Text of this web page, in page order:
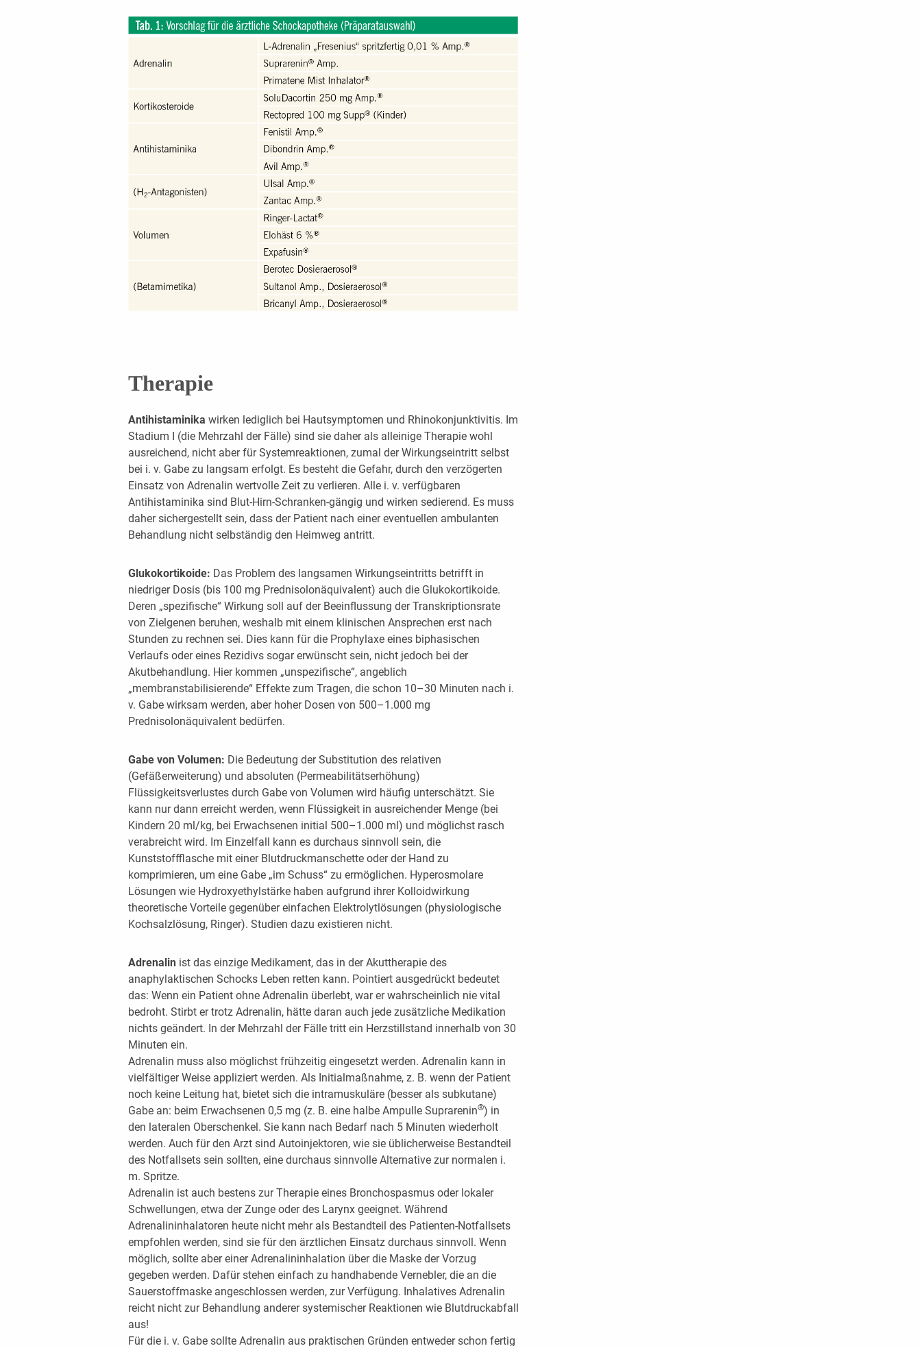
Therapie
Antihistaminika wirken lediglich bei Hautsymptomen und Rhinokonjunktivitis. Im
Stadium I (die Mehrzahl der Fälle) sind sie daher als alleinige Therapie wohl
ausreichend, nicht aber für Systemreaktionen, zumal der Wirkungseintritt selbst
bei i. v. Gabe zu langsam erfolgt. Es besteht die Gefahr, durch den verzögerten
Einsatz von Adrenalin wertvolle Zeit zu verlieren. Alle i. v. verfügbaren
Antihistaminika sind Blut-Hirn-Schranken-gängig und wirken sedierend. Es muss
daher sichergestellt sein, dass der Patient nach einer eventuellen ambulanten
Behandlung nicht selbständig den Heimweg antritt.
Glukokortikoide: Das Problem des langsamen Wirkungseintritts betrifft in
niedriger Dosis (bis 100 mg Prednisolonäquivalent) auch die Glukokortikoide.
Deren „spezifische“ Wirkung soll auf der Beeinflussung der Transkriptionsrate
von Zielgenen beruhen, weshalb mit einem klinischen Ansprechen erst nach
Stunden zu rechnen sei. Dies kann für die Prophylaxe eines biphasischen
Verlaufs oder eines Rezidivs sogar erwünscht sein, nicht jedoch bei der
Akutbehandlung. Hier kommen „unspezifische“, angeblich
„membranstabilisierende“ Effekte zum Tragen, die schon 10–30 Minuten nach i.
v. Gabe wirksam werden, aber hoher Dosen von 500–1.000 mg
Prednisolonäquivalent bedürfen.
Gabe von Volumen: Die Bedeutung der Substitution des relativen
(Gefäßerweiterung) und absoluten (Permeabilitätserhöhung)
Flüssigkeitsverlustes durch Gabe von Volumen wird häufig unterschätzt. Sie
kann nur dann erreicht werden, wenn Flüssigkeit in ausreichender Menge (bei
Kindern 20 ml/kg, bei Erwachsenen initial 500–1.000 ml) und möglichst rasch
verabreicht wird. Im Einzelfall kann es durchaus sinnvoll sein, die
Kunststoffflasche mit einer Blutdruckmanschette oder der Hand zu
komprimieren, um eine Gabe „im Schuss“ zu ermöglichen. Hyperosmolare
Lösungen wie Hydroxyethylstärke haben aufgrund ihrer Kolloidwirkung
theoretische Vorteile gegenüber einfachen Elektrolytlösungen (physiologische
Kochsalzlösung, Ringer). Studien dazu existieren nicht.
Adrenalin ist das einzige Medikament, das in der Akuttherapie des
anaphylaktischen Schocks Leben retten kann. Pointiert ausgedrückt bedeutet
das: Wenn ein Patient ohne Adrenalin überlebt, war er wahrscheinlich nie vital
bedroht. Stirbt er trotz Adrenalin, hätte daran auch jede zusätzliche Medikation
nichts geändert. In der Mehrzahl der Fälle tritt ein Herzstillstand innerhalb von 30
Minuten ein.
Adrenalin muss also möglichst frühzeitig eingesetzt werden. Adrenalin kann in
vielfältiger Weise appliziert werden. Als Initialmaßnahme, z. B. wenn der Patient
noch keine Leitung hat, bietet sich die intramuskuläre (besser als subkutane)
Gabe an: beim Erwachsenen 0,5 mg (z. B. eine halbe Ampulle Suprarenin®) in
den lateralen Oberschenkel. Sie kann nach Bedarf nach 5 Minuten wiederholt
werden. Auch für den Arzt sind Autoinjektoren, wie sie üblicherweise Bestandteil
des Notfallsets sein sollten, eine durchaus sinnvolle Alternative zur normalen i.
m. Spritze.
Adrenalin ist auch bestens zur Therapie eines Bronchospasmus oder lokaler
Schwellungen, etwa der Zunge oder des Larynx geeignet. Während
Adrenalininhalatoren heute nicht mehr als Bestandteil des Patienten-Notfallsets
empfohlen werden, sind sie für den ärztlichen Einsatz durchaus sinnvoll. Wenn
möglich, sollte aber einer Adrenalininhalation über die Maske der Vorzug
gegeben werden. Dafür stehen einfach zu handhabende Vernebler, die an die
Sauerstoffmaske angeschlossen werden, zur Verfügung. Inhalatives Adrenalin
reicht nicht zur Behandlung anderer systemischer Reaktionen wie Blutdruckabfall
aus!
Für die i. v. Gabe sollte Adrenalin aus praktischen Gründen entweder schon fertig